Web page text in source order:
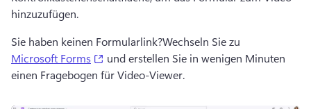
hinzuzufügen.
Sie haben keinen Formularlink?Wechseln Sie zu
Microsoft Forms
(opens in a new tab)
und erstellen Sie in wenigen Minuten
einen Fragebogen für Video-Viewer.